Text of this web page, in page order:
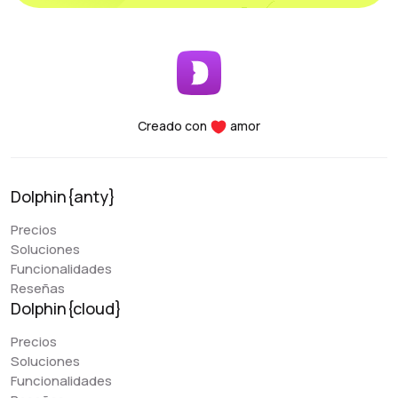
Interfaz fácil de usar: Es fácil añadir cuentas
Seguridad: Puedes vincular tu cuenta con
autenticación de dos factores y mantenerla segura
Funcionalidad: Todos los parámetros necesarios
ordenador de sobremesa, este programa soporta
siempre a tu disposición, proporcionándote ayuda
a cualquier hora del día.
Creado con amor
Dolphin{anty}
Precios
Soluciones
Funcionalidades
Reseñas
Dolphin{cloud}
Precios
Soluciones
Funcionalidades